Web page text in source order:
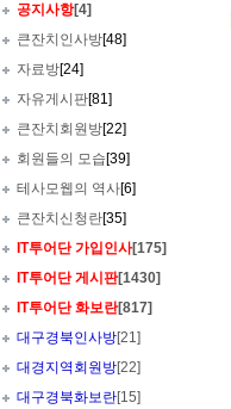
공지사항[4]
큰잔치인사방[48]
자료방[24]
자유게시판[81]
큰잔치회원방[22]
회원들의 모습[39]
테사모웹의 역사[6]
큰잔치신청란[35]
IT투어단 가입인사[175]
IT투어단 게시판[1430]
IT투어단 화보란[817]
대구경북인사방[21]
대경지역회원방[22]
대구경북화보란[15]